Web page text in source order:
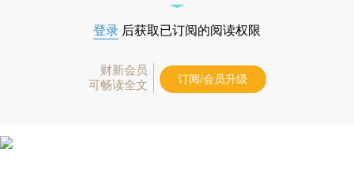
登录 后获取已订阅的阅读权限
财新会员
可畅读全文
订阅/会员升级